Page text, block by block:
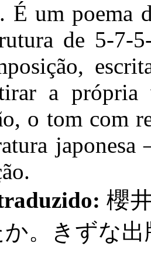
É um poema
de 5-7-
a própria
o tom com
japonesa
櫻
。きずな出